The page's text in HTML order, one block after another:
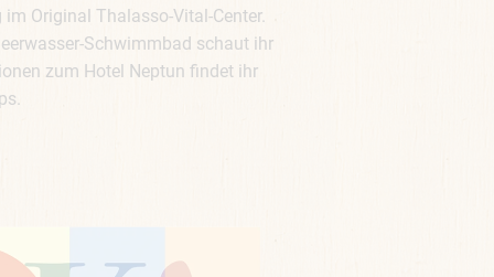
Original Thalasso-Vital-Center.
Schwimmbad schaut ihr
zum Hotel Neptun findet ihr